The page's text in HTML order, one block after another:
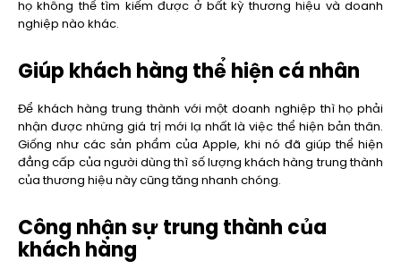
họ không thể tìm kiếm được ở bất kỳ thương hiệu và doanh
nghiệp nào khác.
Giúp khách hàng thể hiện cá nhân
Để khách hàng trung thành với một doanh nghiệp thì họ phải
nhận được những giá trị mới lạ nhất là việc thể hiện bản thân.
Giống như các sản phẩm của Apple, khi nó đã giúp thể hiện
đẳng cấp của người dùng thì số lượng khách hàng trung thành
của thương hiệu này cũng tăng nhanh chóng.
Công nhận sự trung thành của
khách hàng